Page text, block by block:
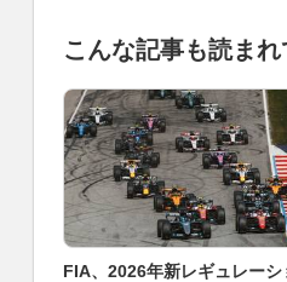
こんな記事も読ま
FIA、2026年新レギュレーシ